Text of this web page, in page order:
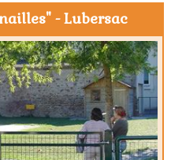
- Lubersac